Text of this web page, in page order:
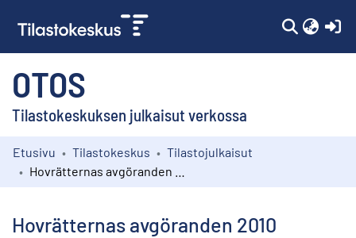
OTOS
Tilastokeskuksen julkaisut verkossa
Kokoelmat
Etusivu Tilastokeskus
Tilastojulkaisut
Hovrätternas avgöranden 2010